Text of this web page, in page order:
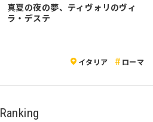
真夏の夜の夢、ティヴォリのヴィ
ラ・デステ
イタリア ローマ
Ranking